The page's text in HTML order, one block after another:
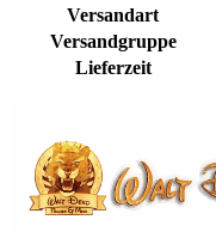
Versandart
Versandgruppe
Lieferzeit